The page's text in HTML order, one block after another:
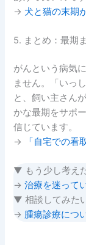
→ 犬と猫の末期
5. まとめ：最期
がんという病気
ません。「いっ
と、飼い主さん
かな最期をサポ
信じています。
→
「自宅での看
▼ もう少し考え
→治療を迷って
▼ 相談してみた
→ 腫瘍診療につ